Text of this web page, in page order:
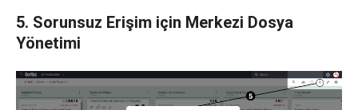
5. Sorunsuz Erişim için Merkezi Dosya
Yönetimi